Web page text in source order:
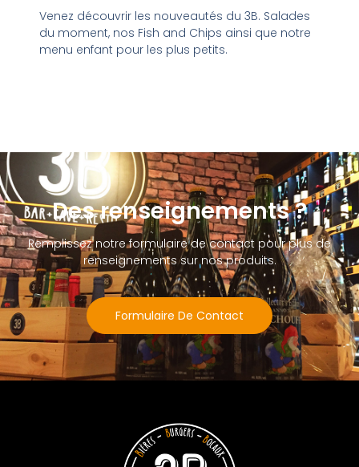
Venez découvrir les nouveautés du 3B. Salades
du moment, nos Fish and Chips ainsi que notre
menu enfant pour les plus petits.
Des renseignements ?
Remplissez notre formulaire de contact pour plus de
renseignements sur nos produits.
Formulaire De Contact